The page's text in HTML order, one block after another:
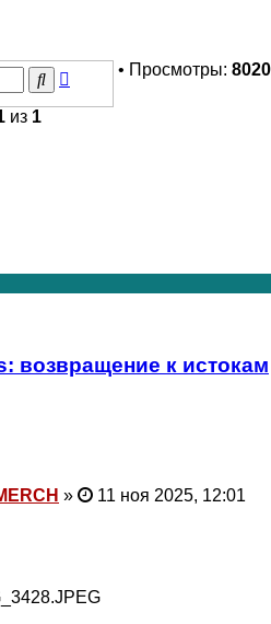
• Просмотры: 8020
ПоискРасширенный
из 1
возвращение к истокам
» 11 ноя 2025, 12:01